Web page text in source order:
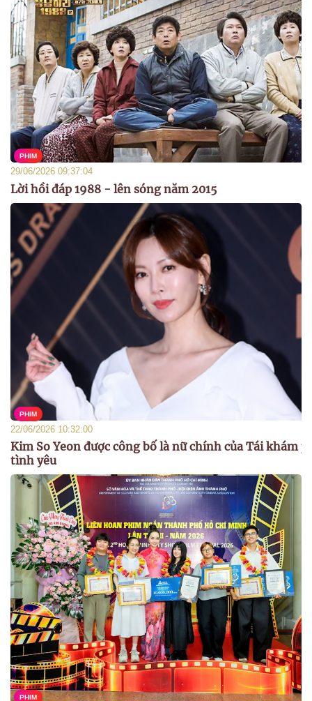
PHIM
29/06/2026 09:37:04
Lời hồi đáp 1988 - lên sóng năm 2015
PHIM
22/06/2026 10:32:00
Kim So Yeon được công bố là nữ chính của Tái khám
tình yêu
PHIM